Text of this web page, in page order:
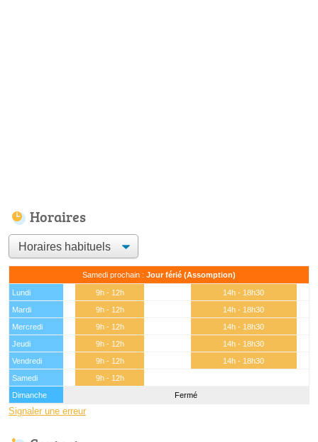
Horaires
Samedi prochain : Jour férié (Assomption)
Lundi 9h - 12h
14h - 18h30
Mardi
9h - 12h
14h - 18h30
Mercredi
9h - 12h
14h - 18h30
Jeudi
9h - 12h
14h - 18h30
Vendredi
9h - 12h
14h - 18h30
Samedi
9h - 12h
Dimanche
Fermé
Signaler une erreur